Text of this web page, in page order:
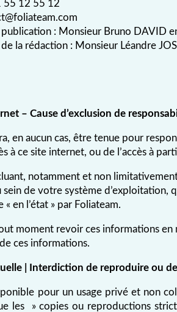
55 12 55 12
: Monsieur Bruno DAVID
de la rédaction : Monsieur Léandre
– Cause d’exclusion de
en aucun cas, être tenue pour
à ce site internet, ou de l’accès à
notamment et non
sein de votre système d’exploitation,
en l’état » par Foliateam.
moment revoir ces informations
ces informations.
| Interdiction de reproduire ou
pour un usage privé et non
les » copies ou reproductions